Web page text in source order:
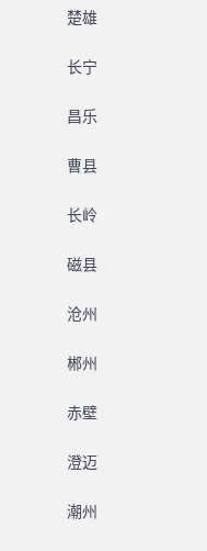
楚雄
长宁
昌乐
曹县
长岭
磁县
沧州
郴州
赤壁
澄迈
潮州